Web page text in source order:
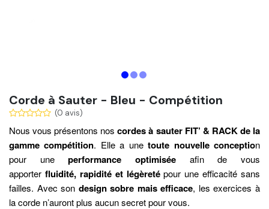
Corde à Sauter - Bleu - Compétition
(0 avis)
Nous vous présentons noscordes à sauter FIT’ & RACK de la
gamme compétition. Elle a unetoute nouvelle conception
pour uneperformance optimisée afin de vous
apporter fluidité, rapidité et légèretépour une efficacité sans
failles. Avec son design sobre mais efficace, les exercices à
la corde n’auront plus aucun secret pour vous.